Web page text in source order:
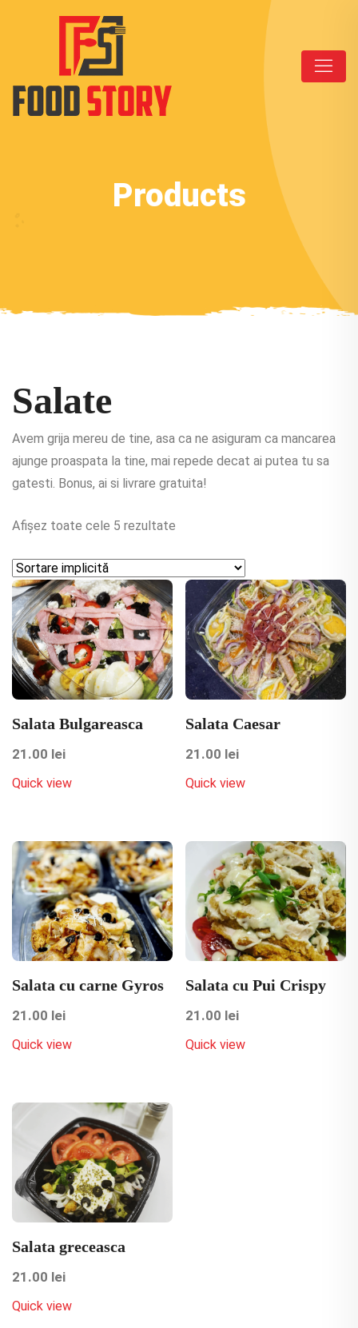
Products
Salate
Avem grija mereu de tine, asa ca ne asiguram ca mancarea
ajunge proaspata la tine, mai repede decat ai putea tu sa
gatesti. Bonus, ai si livrare gratuita!
Afișez toate cele 5 rezultate
Salata Bulgareasca
21.00 lei
Quick view
Salata Caesar
21.00 lei
Quick view
Salata cu carne Gyros
21.00 lei
Quick view
Salata cu Pui Crispy
21.00 lei
Quick view
Salata greceasca
21.00 lei
Quick view